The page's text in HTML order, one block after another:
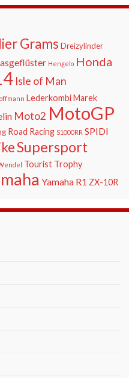
Grams Dreizylinder
Hengelo Honda
Isle of Man
LederkombiMarek
Moto2 MotoGP
Road Racing S1000RR SPIDI
Supersport
Tourist Trophy
Yamaha R1 ZX-10R